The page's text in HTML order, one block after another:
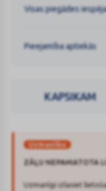
Visas piegādes
Pieejamība aptiekās
KAPSIKAM
Uzmanību
ZĀĻU NEPAMATOTA
Uzmanīgi izlasiet